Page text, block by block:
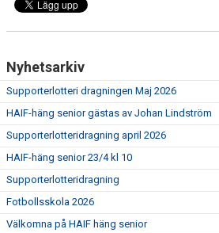
Nyhetsarkiv
Supporterlotteri dragningen Maj 2026
HAIF-häng senior gästas av Johan Lindström
Supporterlotteridragning april 2026
HAIF-häng senior 23/4 kl 10
Supporterlotteridragning
Fotbollsskola 2026
Välkomna på HAIF häng senior